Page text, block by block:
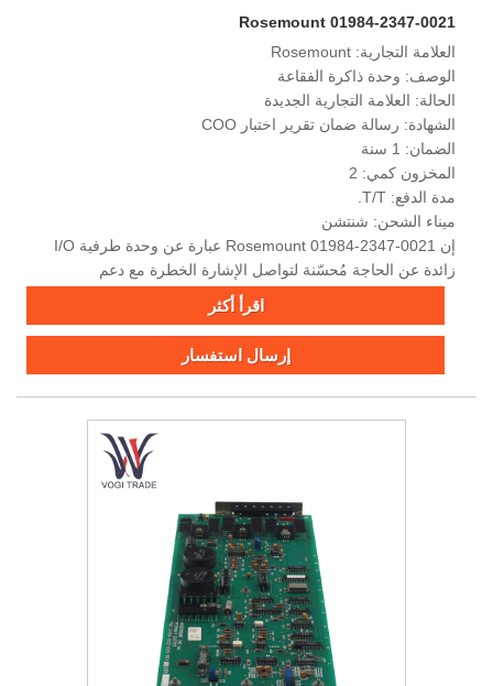
Rosemount 01984-2347-0021
العلامة التجارية: Rosemount
الوصف: وحدة ذاكرة الفقاعة
الحالة: العلامة التجارية الجديدة
الشهادة: رسالة ضمان تقرير اختبار COO
الضمان: 1 سنة
المخزون كمي: 2
مدة الدفع: T/T.
ميناء الشحن: شنتشن
إن Rosemount 01984-2347-0021 عبارة عن وحدة طرفية I/O
زائدة عن الحاجة مُحسّنة لتواصل الإشارة الخطرة مع دعم
اقرأ أكثر
إرسال استفسار